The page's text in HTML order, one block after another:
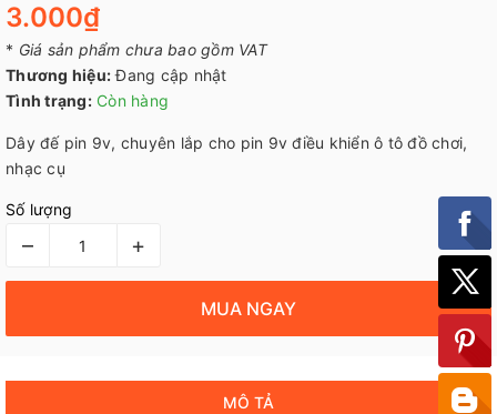
3.000₫
* Giá sản phẩm chưa bao gồm VAT
Thương hiệu: Đang cập nhật
Tình trạng: Còn hàng
Dây đế pin 9v, chuyên lắp cho pin 9v điều khiển ô tô đồ chơi,
nhạc cụ
Số lượng
– +
MUA NGAY
MÔ TẢ